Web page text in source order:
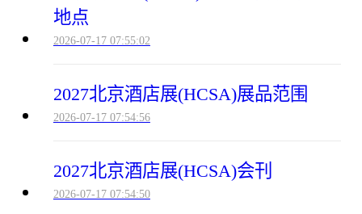
地点
2026-07-17 07:55:02
2027北京酒店展(HCSA)展品范围
2026-07-17 07:54:56
2027北京酒店展(HCSA)会刊
2026-07-17 07:54:50